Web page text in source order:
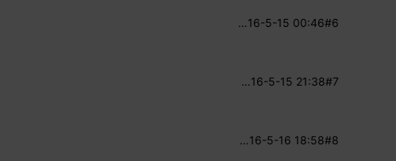
#6
16-5-15 00:46
…
#7
16-5-15 21:38
…
#8
16-5-16 18:58
…